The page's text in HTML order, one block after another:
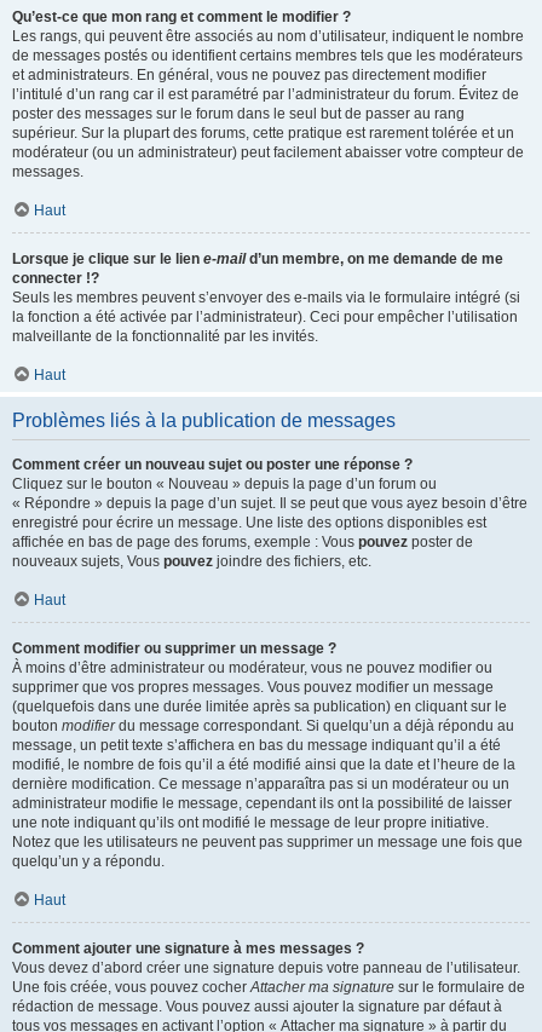
Qu’est-ce que mon rang et comment le modifier ?
Les rangs, qui peuvent être associés au nom d’utilisateur, indiquent le nombre
de messages postés ou identifient certains membres tels que les modérateurs
et administrateurs. En général, vous ne pouvez pas directement modifier
l’intitulé d’un rang car il est paramétré par l’administrateur du forum. Évitez de
poster des messages sur le forum dans le seul but de passer au rang
supérieur. Sur la plupart des forums, cette pratique est rarement tolérée et un
modérateur (ou un administrateur) peut facilement abaisser votre compteur de
messages.
Haut
Lorsque je clique sur le lien e-maild’un membre, on me demande de me
connecter !?
Seuls les membres peuvent s’envoyer des e-mails via le formulaire intégré (si
la fonction a été activée par l’administrateur). Ceci pour empêcher l’utilisation
malveillante de la fonctionnalité par les invités.
Haut
Problèmes liés à la publication de messages
Comment créer un nouveau sujet ou poster une réponse ?
Cliquez sur le bouton « Nouveau » depuis la page d’un forum ou
« Répondre » depuis la page d’un sujet. Il se peut que vous ayez besoin d’être
enregistré pour écrire un message. Une liste des options disponibles est
affichée en bas de page des forums, exemple : Vous pouvez poster de
nouveaux sujets, Vous pouvez joindre des fichiers, etc.
Haut
Comment modifier ou supprimer un message ?
À moins d’être administrateur ou modérateur, vous ne pouvez modifier ou
supprimer que vos propres messages. Vous pouvez modifier un message
(quelquefois dans une durée limitée après sa publication) en cliquant sur le
bouton modifierdu message correspondant. Si quelqu’un a déjà répondu au
message, un petit texte s’affichera en bas du message indiquant qu’il a été
modifié, le nombre de fois qu’il a été modifié ainsi que la date et l’heure de la
dernière modification. Ce message n’apparaîtra pas si un modérateur ou un
administrateur modifie le message, cependant ils ont la possibilité de laisser
une note indiquant qu’ils ont modifié le message de leur propre initiative.
Notez que les utilisateurs ne peuvent pas supprimer un message une fois que
quelqu’un y a répondu.
Haut
Comment ajouter une signature à mes messages ?
Vous devez d’abord créer une signature depuis votre panneau de l’utilisateur.
Une fois créée, vous pouvez cocherAttacher ma signature sur le formulaire de
rédaction de message. Vous pouvez aussi ajouter la signature par défaut à
tous vos messages en activant l’option « Attacher ma signature » à partir du